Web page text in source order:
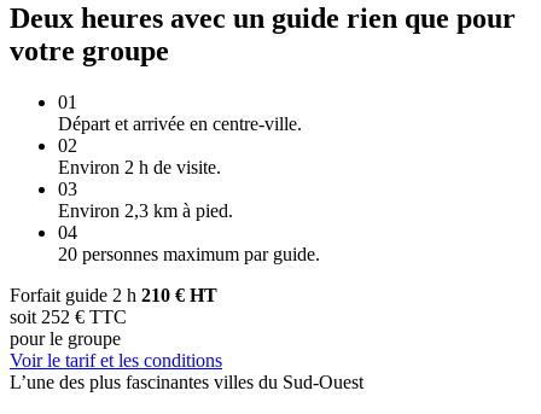
Deux heures avec un guide rien que pour
votre groupe
01
Départ et arrivée en centre-ville.
02
Environ 2 h de visite.
03
Environ 2,3 km à pied.
04
20 personnes maximum par guide.
Forfait guide 2 h 210 € HT
soit 252 € TTC
pour le groupe
Voir le tarif et les conditions
L’une des plus fascinantes villes du Sud-Ouest